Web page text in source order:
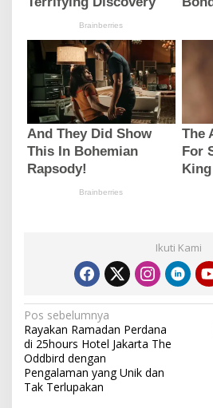
Ikuti Kami
N
a
v
i
Pos sebelumnya
Rayakan Ramadan Perdana
di 25hours Hotel Jakarta The
Oddbird dengan
Pengalaman yang Unik dan
Tak Terlupakan